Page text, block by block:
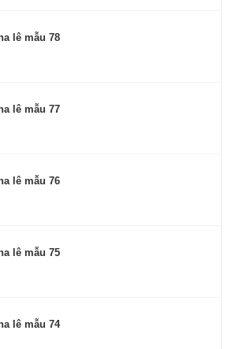
lê mẫu 78
lê mẫu 77
lê mẫu 76
lê mẫu 75
lê mẫu 74